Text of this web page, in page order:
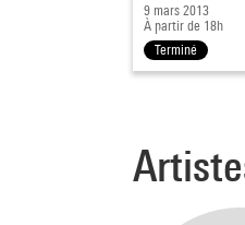
9 mars 2013
À partir de 18h
Terminé